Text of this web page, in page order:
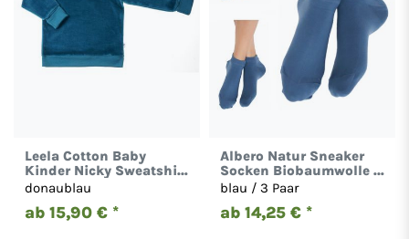
Leela Cotton Baby
Kinder Nicky Sweatshirt
Bio-Baumwolle 2477
donaublau
ab 15,90 € *
Albero Natur Sneaker
Socken Biobaumwolle 1
bis 18 Paare Damen
blau / 3 Paar
ab 14,25 € *